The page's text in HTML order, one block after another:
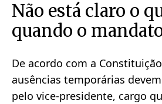
Não está claro o
quando o
De acordo com a
ausências temporárias
pelo vice-presidente, cargo